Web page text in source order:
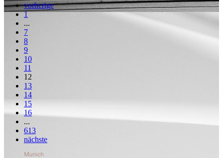
vorherige
1
...
7
8
9
10
11
12
13
14
15
16
...
613
nächste